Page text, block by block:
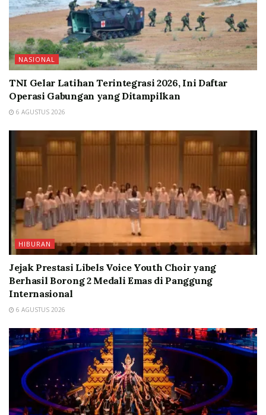
NASIONAL
TNI Gelar Latihan Terintegrasi 2026, Ini Daftar
Operasi Gabungan yang Ditampilkan
6 AGUSTUS 2026
HIBURAN
Jejak Prestasi Libels Voice Youth Choir yang
Berhasil Borong 2 Medali Emas di Panggung
Internasional
6 AGUSTUS 2026